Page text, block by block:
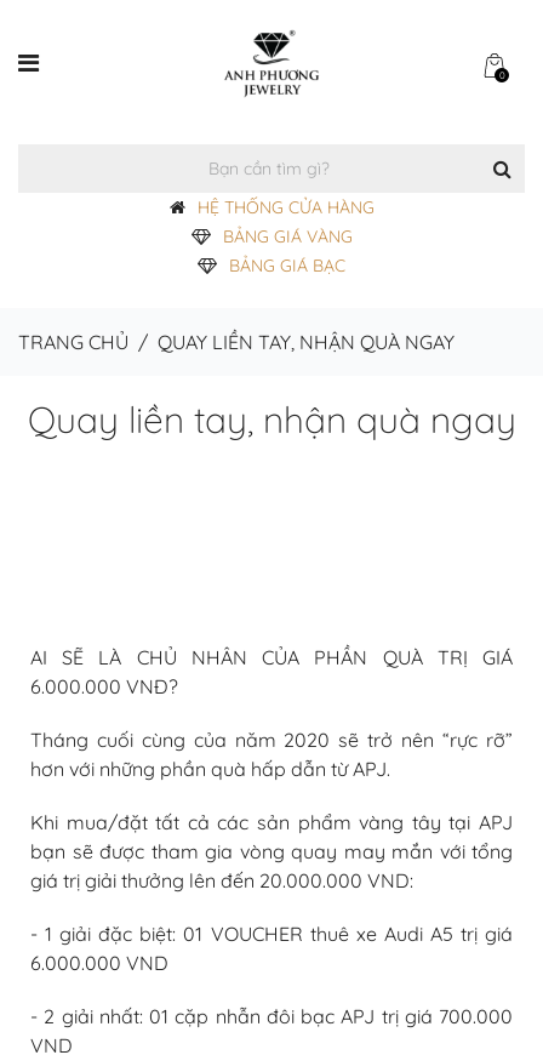
0
HỆ THỐNG CỬA HÀNG
BẢNG GIÁ VÀNG
BẢNG GIÁ BẠC
TRANG CHỦ / QUAY LIỀN TAY, NHẬN QUÀ NGAY
Quay liền tay, nhận quà ngay
AI SẼ LÀ CHỦ NHÂN CỦA PHẦN QUÀ TRỊ GIÁ
6.000.000 VNĐ?
Tháng cuối cùng của năm 2020 sẽ trở nên “rực rỡ”
hơn với những phần quà hấp dẫn từ APJ.
Khi mua/đặt tất cả các sản phẩm vàng tây tại APJ
bạn sẽ được tham gia vòng quay may mắn với tổng
giá trị giải thưởng lên đến 20.000.000 VND:
- 1 giải đặc biệt: 01 VOUCHER thuê xe Audi A5 trị giá
6.000.000 VND
- 2 giải nhất: 01 cặp nhẫn đôi bạc APJ trị giá 700.000
VND